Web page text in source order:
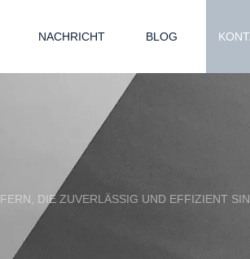
NACHRICHT BLOG
DIE ZUVERLÄSSIG UND EFFIZIENT